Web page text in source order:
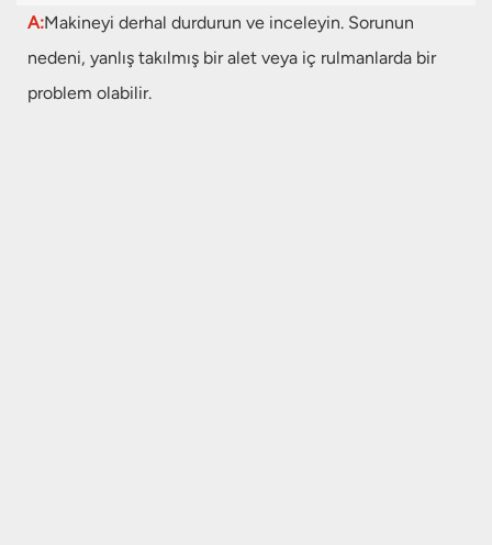
A:Makineyi derhal durdurun ve inceleyin. Sorunun
nedeni, yanlış takılmış bir alet veya iç rulmanlarda bir
problem olabilir.